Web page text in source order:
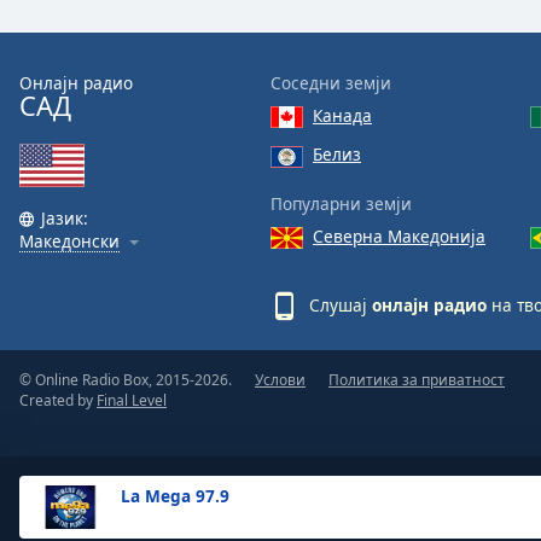
Text
Opacity
Background
La Mega 97.9
Онлајн радио
САД
Јазик:
Македонски
Соседни земји
Канада
Белиз
Популарни земји
Северна Македонија
Слушај онлајн радио на
© Online Radio Box, 2015-2026.
Created by Final Level
Услови Политика за приватност